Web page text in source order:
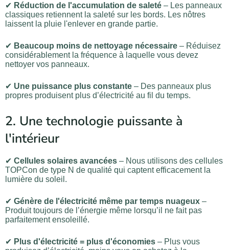
✔ Réduction de l'accumulation de saleté – Les panneaux
classiques retiennent la saleté sur les bords. Les nôtres
laissent la pluie l'enlever en grande partie.
✔ Beaucoup moins de nettoyage nécessaire – Réduisez
considérablement la fréquence à laquelle vous devez
nettoyer vos panneaux.
✔ Une puissance plus constante – Des panneaux plus
propres produisent plus d’électricité au fil du temps.
2. Une technologie puissante à
l'intérieur
✔ Cellules solaires avancées – Nous utilisons des cellules
TOPCon de type N de qualité qui captent efficacement la
lumière du soleil.
✔ Génère de l'électricité même par temps nuageux –
Produit toujours de l’énergie même lorsqu’il ne fait pas
parfaitement ensoleillé.
✔ Plus d'électricité = plus d'économies – Plus vous